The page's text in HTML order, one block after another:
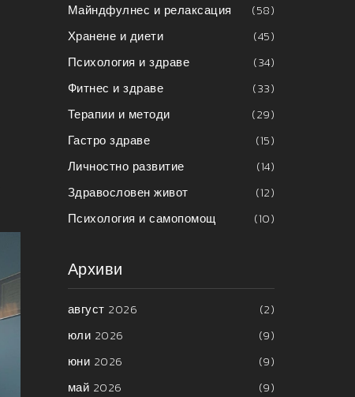
Майндфулнес и релаксация
(58)
Хранене и диети
(45)
Психология и здраве
(34)
Фитнес и здраве
(33)
Терапии и методи
(29)
Гастро здраве
(15)
Личностно развитие
(14)
Здравословен живот
(12)
Психология и самопомощ
(10)
Архиви
август 2026
(2)
юли 2026
(9)
юни 2026
(9)
май 2026
(9)